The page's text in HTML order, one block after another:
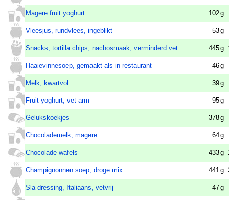
Magere fruit yoghurt 102g
Vleesjus, rundvlees, ingeblikt 53g
Snacks, tortilla chips, nachosmaak, verminderd vet 445g
Haaievinnesoep, gemaakt als in restaurant 46g
Melk, kwartvol 39g
Fruit yoghurt, vet arm 95g
Gelukskoekjes 378g
Chocolademelk, magere 64g
Chocolade wafels 433g
Champignonnen soep, droge mix 441 g
Sla dressing, Italiaans, vetvrij 47g